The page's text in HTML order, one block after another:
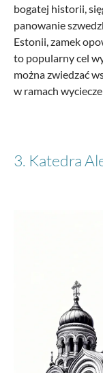
bogatej historii,
panowanie
Estonii, zamek
to popularny cel
można zwiedzać
w ramach
3. Katedra